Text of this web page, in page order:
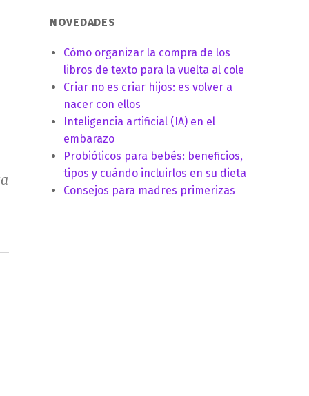
NOVEDADES
Cómo organizar la compra de los
libros de texto para la vuelta al cole
Criar no es criar hijos: es volver a
nacer con ellos
Inteligencia artificial (IA) en el
embarazo
Probióticos para bebés: beneficios,
tipos y cuándo incluirlos en su dieta
Consejos para madres primerizas